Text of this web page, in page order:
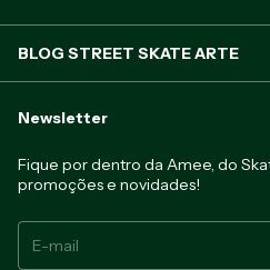
BLOG STREET SKATE ARTE
Newsletter
Fique por dentro da Amee, do
promoções e novidades!